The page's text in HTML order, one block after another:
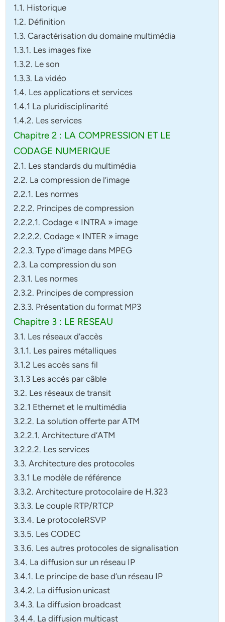
1.1. Historique
1.2. Définition
1.3. Caractérisation du domaine multimédia
1.3.1. Les images fixe
1.3.2. Le son
1.3.3. La vidéo
1.4. Les applications et services
1.4.1 La pluridisciplinarité
1.4.2. Les services
Chapitre 2 : LA COMPRESSION ET LE
CODAGE NUMERIQUE
2.1. Les standards du multimédia
2.2. La compression de l’image
2.2.1. Les normes
2.2.2. Principes de compression
2.2.2.1. Codage « INTRA » image
2.2.2.2. Codage « INTER » image
2.2.3. Type d’image dans MPEG
2.3. La compression du son
2.3.1. Les normes
2.3.2. Principes de compression
2.3.3. Présentation du format MP3
Chapitre 3 : LE RESEAU
3.1. Les réseaux d’accès
3.1.1. Les paires métalliques
3.1.2 Les accès sans fil
3.1.3 Les accès par câble
3.2. Les réseaux de transit
3.2.1 Ethernet et le multimédia
3.2.2. La solution offerte par ATM
3.2.2.1. Architecture d’ATM
3.2.2.2. Les services
3.3. Architecture des protocoles
3.3.1 Le modèle de référence
3.3.2. Architecture protocolaire de H.323
3.3.3. Le couple RTP/RTCP
3.3.4. Le protocoleRSVP
3.3.5. Les CODEC
3.3.6. Les autres protocoles de signalisation
3.4. La diffusion sur un réseau IP
3.4.1. Le principe de base d’un réseau IP
3.4.2. La diffusion unicast
3.4.3. La diffusion broadcast
3.4.4. La diffusion multicast